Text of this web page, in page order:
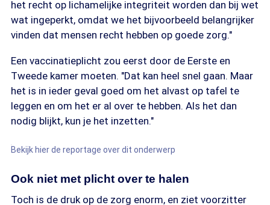
het recht op lichamelijke integriteit worden dan bij wet
wat ingeperkt, omdat we het bijvoorbeeld belangrijker
vinden dat mensen recht hebben op goede zorg."
Een vaccinatieplicht zou eerst door de Eerste en
Tweede kamer moeten. "Dat kan heel snel gaan. Maar
het is in ieder geval goed om het alvast op tafel te
leggen en om het er al over te hebben. Als het dan
nodig blijkt, kun je het inzetten."
Bekijk hier de reportage over dit onderwerp
Ook niet met plicht over te halen
Toch is de druk op de zorg enorm, en ziet voorzitter